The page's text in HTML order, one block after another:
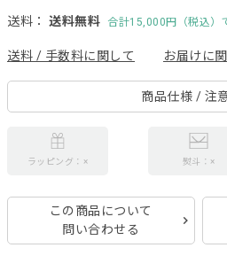
送料： 送料無料 合計15,000円（税込）
送料 / 手数料に関して お届けに
商品仕様 / 注
ラッピング：× 熨斗：×
この商品について
問い合わせる